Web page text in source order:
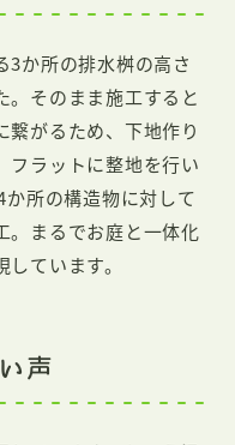
3か所の排水桝の高さ
。そのまま施工すると
繋がるため、下地作り
フラットに整地を行い
所の構造物に対して
。まるでお庭と一体化
ています。
声